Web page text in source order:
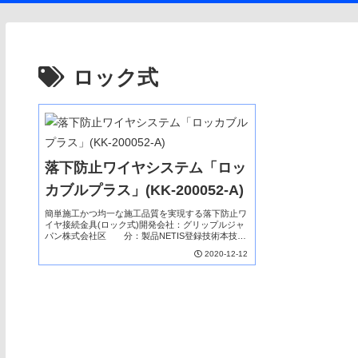
ロック式
落下防止ワイヤシステム「ロッ
カブルプラス」(KK-200052-A)
簡単施工かつ均一な施工品質を実現する落下防止ワ
イヤ接続金具(ロック式)開発会社：グリップルジャ
パン株式会社区 分：製品NETIS登録技術本技術
した加工済みワイヤと接続金具の製品技術であり、
2020-12-12